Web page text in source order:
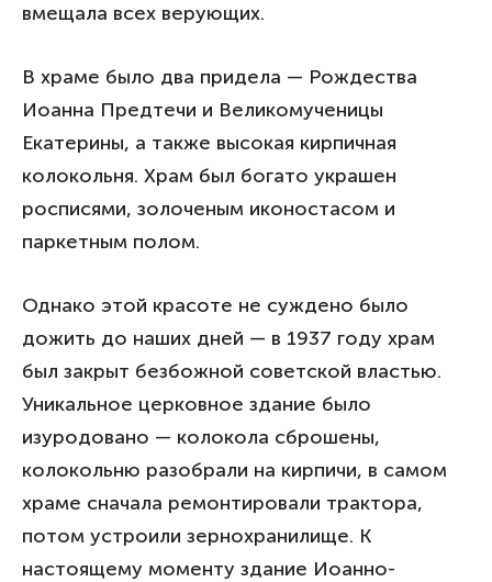
вмещала всех верующих.
В храме было два придела — Рождества
Иоанна Предтечи и Великомученицы
Екатерины, а также высокая кирпичная
колокольня. Храм был богато украшен
росписями, золоченым иконостасом и
паркетным полом.
Однако этой красоте не суждено было
дожить до наших дней — в 1937 году храм
был закрыт безбожной советской властью.
Уникальное церковное здание было
изуродовано — колокола сброшены,
колокольню разобрали на кирпичи, в самом
храме сначала ремонтировали трактора,
потом устроили зернохранилище. К
настоящему моменту здание Иоанно-